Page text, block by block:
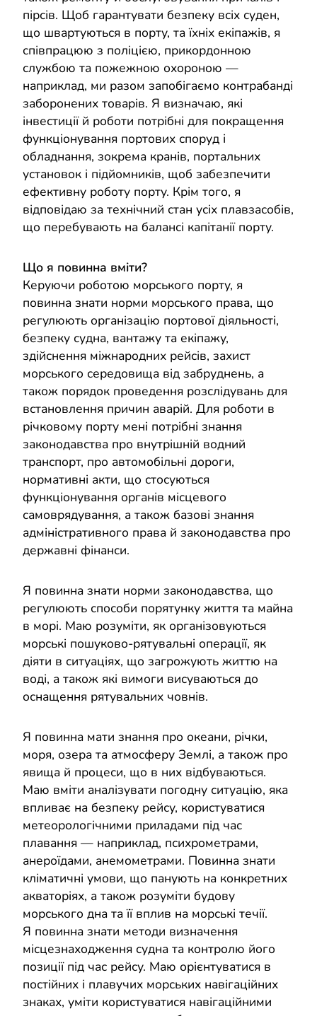
пірсів. Щоб гарантувати безпеку всіх суден,
що швартуються в порту, та їхніх екіпажів, я
співпрацюю з поліцією, прикордонною
службою та пожежною охороною —
наприклад, ми разом запобігаємо контрабанді
заборонених товарів. Я визначаю, які
інвестиції й роботи потрібні для покращення
функціонування портових споруд і
обладнання, зокрема кранів, портальних
установок і підйомників, щоб забезпечити
ефективну роботу порту. Крім того, я
відповідаю за технічний стан усіх плавзасобів,
що перебувають на балансі капітанії порту.
Що я повинна вміти?
Керуючи роботою морського порту, я
повинна знати норми морського права, що
регулюють організацію портової діяльності,
безпеку судна, вантажу та екіпажу,
здійснення міжнародних рейсів, захист
морського середовища від забруднень, а
також порядок проведення розслідувань для
встановлення причин аварій. Для роботи в
річковому порту мені потрібні знання
законодавства про внутрішній водний
транспорт, про автомобільні дороги,
нормативні акти, що стосуються
функціонування органів місцевого
самоврядування, а також базові знання
адміністративного права й законодавства про
державні фінанси.
Я повинна знати норми законодавства, що
регулюють способи порятунку життя та майна
в морі. Маю розуміти, як організовуються
морські пошуково-рятувальні операції, як
діяти в ситуаціях, що загрожують життю на
воді, а також які вимоги висуваються до
оснащення рятувальних човнів.
Я повинна мати знання про океани, річки,
моря, озера та атмосферу Землі, а також про
явища й процеси, що в них відбуваються.
Маю вміти аналізувати погодну ситуацію, яка
впливає на безпеку рейсу, користуватися
метеорологічними приладами під час
плавання — наприклад, психрометрами,
анероїдами, анемометрами. Повинна знати
кліматичні умови, що панують на конкретних
акваторіях, а також розуміти будову
морського дна та її вплив на морські течії.
Я повинна знати методи визначення
місцезнаходження судна та контролю його
позиції під час рейсу. Маю орієнтуватися в
постійних і плавучих морських навігаційних
знаках, уміти користуватися навігаційними